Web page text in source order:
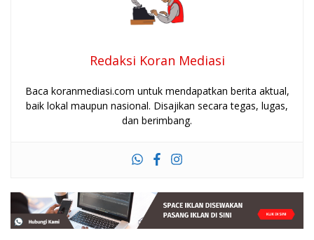
Redaksi Koran Mediasi
Baca koranmediasi.com untuk mendapatkan berita aktual,
baik lokal maupun nasional. Disajikan secara tegas, lugas,
dan berimbang.